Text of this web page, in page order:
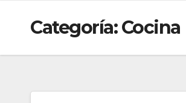
Categoría:Cocina